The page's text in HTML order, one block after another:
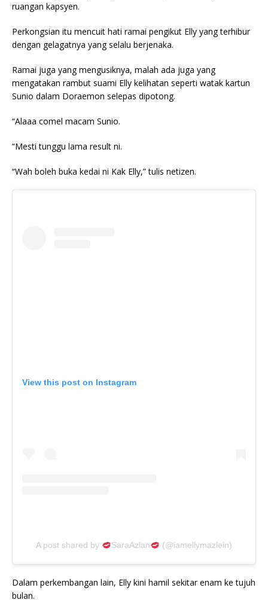
ruangan kapsyen.
Perkongsian itu mencuit hati ramai pengikut Elly yang terhibur
dengan gelagatnya yang selalu berjenaka.
Ramai juga yang mengusiknya, malah ada juga yang
mengatakan rambut suami Elly kelihatan seperti watak kartun
Sunio dalam Doraemon selepas dipotong.
“Alaaa comel macam Sunio.
“Mesti tunggu lama result ni.
“Wah boleh buka kedai ni Kak Elly,” tulis netizen.
View this post on Instagram
A post shared by SaraAzlan (@iamellymazlein)
Dalam perkembangan lain, Elly kini hamil sekitar enam ke tujuh
bulan.